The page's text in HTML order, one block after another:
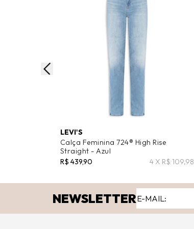
LEVI'S
Calça Feminina 724® High Rise
Straight - Azul
R$ 439,90
4 X R$ 109,98
NEWSLETTER